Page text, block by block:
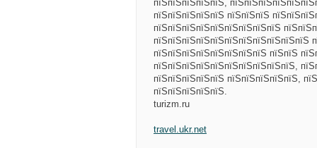
пїЅпїЅпїЅпїЅпїЅ,
пїЅпїЅпїЅпїЅпїЅ пїЅпїЅпїЅ
пїЅпїЅпїЅпїЅпїЅпїЅпїЅпїЅпїЅ
пїЅпїЅпїЅпїЅпїЅпїЅпїЅпїЅпїЅпїЅпїЅ
пїЅпїЅпїЅпїЅпїЅпїЅпїЅпїЅ пїЅпїЅ
пїЅпїЅпїЅпїЅпїЅпїЅпїЅпїЅпїЅпїЅ,
пїЅпїЅпїЅпїЅпїЅ пїЅпїЅпїЅпїЅпїЅ,
пїЅпїЅпїЅпїЅпїЅ.
turizm.ru
travel.ukr.net